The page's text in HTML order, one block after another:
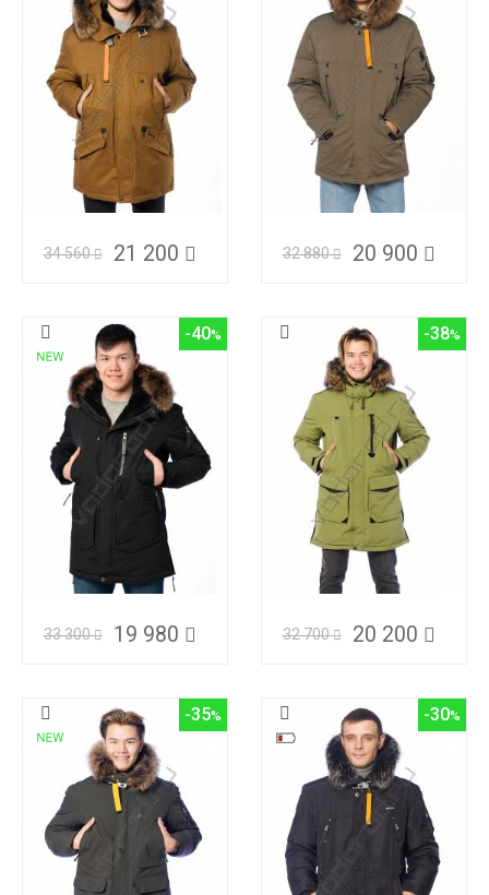
34 560 21 200 32 880 20 900
-40
33 300 19 980
-38
32 700 20 200
-35 -30